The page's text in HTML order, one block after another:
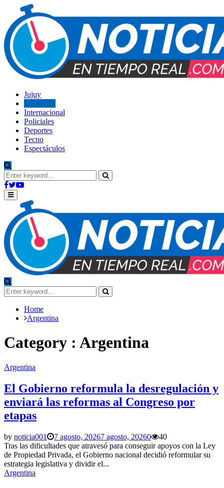
Jujuy
Internacional
Policiales
Deportes
Tecno
Espectáculos
Search
for:
Search
Facebook
Twitter
Youtube
Primary
Menu
Search
for:
Search
Home
Argentina
Category : Argentina
Argentina
El Gobierno reformula la desregulación y
enviará las reformas al Congreso por
etapas
by noticia001 7 agosto, 20267 agosto, 20260
40
Tras las dificultades que atravesó para conseguir apoyos con la Ley
de Propiedad Privada, el Gobierno nacional decidió reformular su
estrategia legislativa y dividir el...
Argentina